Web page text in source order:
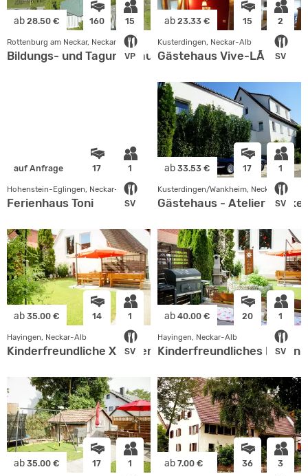
ab 28.50 € 160 15
VP
Rottenburg am Neckar, Neckar-Alb
Bildungs- und Tagungshaus
ab 23.33 € 15 2
SV
Kusterdingen, Neckar-Alb
Gästehaus Vive-LÃ
auf Anfrage 17 1
SV
Hohenstein-Eglingen, Neckar-Alb
Ferienhaus Toni
ab 33.53 € 17 1
SV
Kusterdingen/Wankheim, Neckar-Alb
Gästehaus - Atelier Wittke
ab 35.00 € 14 1
SV
Hayingen, Neckar-Alb
Kinderfreundliche XXL Ferienwohnung "Blumenwiese"
ab 40.00 € 20 1
SV
Hayingen, Neckar-Alb
Kinderfreundliches
ab 35.00 € 17 1 ab 7.00 € 36 3